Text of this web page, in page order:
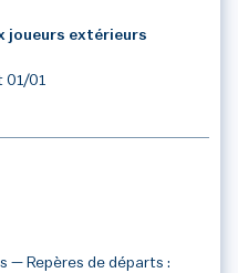
joueurs extérieurs
01/01
— Repères de départs :